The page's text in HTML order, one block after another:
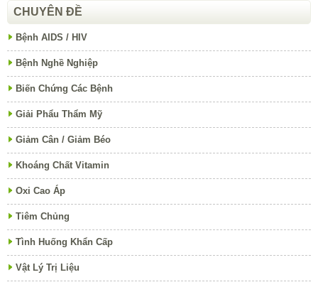
CHUYÊN ĐỀ
Bệnh AIDS / HIV
Bệnh Nghề Nghiệp
Biến Chứng Các Bệnh
Giải Phẩu Thẩm Mỹ
Giảm Cân / Giảm Béo
Khoáng Chất Vitamin
Oxi Cao Áp
Tiêm Chủng
Tình Huống Khẩn Cấp
Vật Lý Trị Liệu